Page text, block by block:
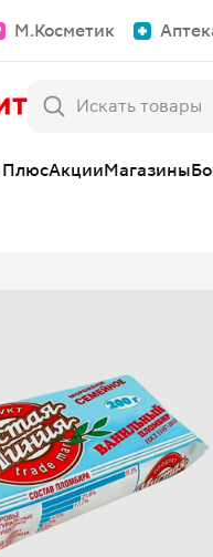
М.Косметик
ПлюсАкцииМагазины